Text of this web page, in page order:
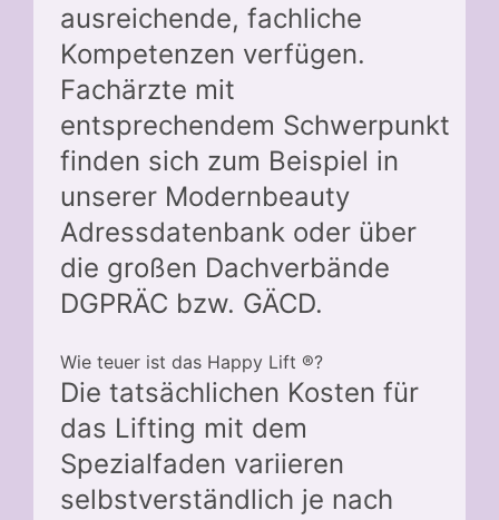
ausreichende, fachliche
Kompetenzen verfügen.
Fachärzte mit
entsprechendem Schwerpunkt
finden sich zum Beispiel in
unserer Modernbeauty
Adressdatenbank oder über
die großen Dachverbände
DGPRÄC bzw. GÄCD.
Wie teuer ist das Happy Lift ®?
Die tatsächlichen Kosten für
das Lifting mit dem
Spezialfaden variieren
selbstverständlich je nach